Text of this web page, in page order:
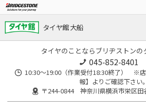
タイヤ館 大船
タイヤのことならブリヂストンの
045-852-8401
10:30～19:00（作業受付18:30終了） ※
報】よりご確認下さい。
〒244-0844 神奈川県横浜市栄区田